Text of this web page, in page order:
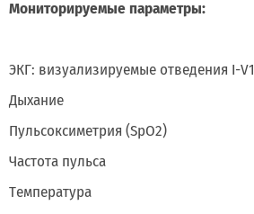
Мониторируемые параметры:
ЭКГ: визуализируемые отведения I-V1
Дыхание
Пульсоксиметрия (SpO2)
Частота пульса
Температура